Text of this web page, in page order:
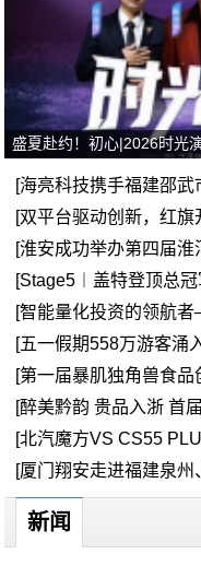
盛夏赴约！初心|2026时光
[海亮科技携手福建邵武
[双平台驱动创新，红旗
[淮安成功举办第四届
[Stage5︱盖特登顶总
[智能量化投资的领航
[五一假期558万游客涌
[第一届暴肌独角兽食
[醉美黔韵 贵品入浙 首
[北汽魔方VS CS55
[厦门翔安走进福建泉
新闻